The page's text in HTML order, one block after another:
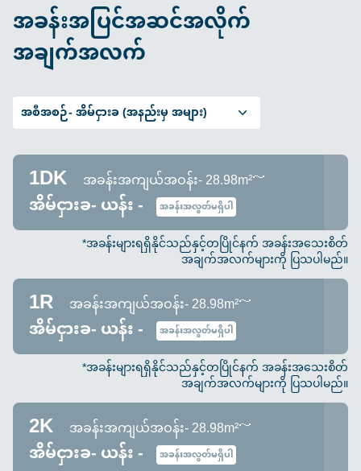
အခန်းအပြင်အဆင်အလိုက်
အချက်အလက်
အစီအစဉ်-အိမ်ငှားခ (အနည်းမှ အများ)
1DK အခန်းအကျယ်အဝန်း- 28.98m²～
အိမ်ငှားခ- ယန်း - အခန်းအလွတ်မရှိပါ
*အခန်းများရရှိနိုင်သည်နှင့်တပြိုင်နက် အခန်းအသေးစိတ်
အချက်အလက်များကို ပြသပါမည်။
1R အခန်းအကျယ်အဝန်း- 28.98m²～
အိမ်ငှားခ- ယန်း - အခန်းအလွတ်မရှိပါ
*အခန်းများရရှိနိုင်သည်နှင့်တပြိုင်နက် အခန်းအသေးစိတ်
အချက်အလက်များကို ပြသပါမည်။
2K အခန်းအကျယ်အဝန်း- 28.98m²～
အိမ်ငှားခ- ယန်း - အခန်းအလွတ်မရှိပါ